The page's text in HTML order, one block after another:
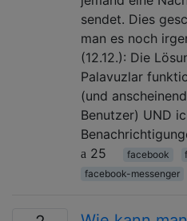
sendet. Dies
man es noch
(12.12.): Die
Palavuzlar
(und
Benutzer) UND
25
facebook
facebook-messenger